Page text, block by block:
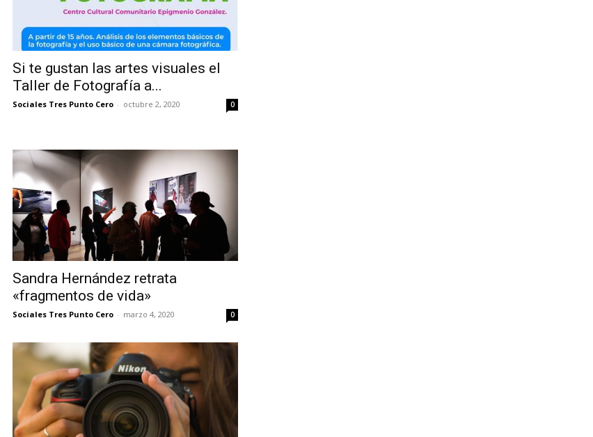
Si te gustan las artes visuales el
Taller de Fotografía a...
Sociales Tres Punto Cero - octubre 2, 2020 0
Sandra Hernández retrata
«fragmentos de vida»
Sociales Tres Punto Cero - marzo 4, 2020 0